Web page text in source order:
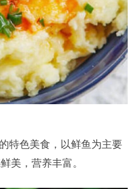
特色美食，以鲜鱼为主要
美，营养丰富。